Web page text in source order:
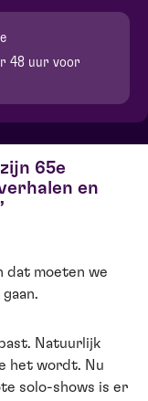
48 uur voor
65e
en
dat moeten we
Natuurlijk
het wordt. Nu
solo-shows is er